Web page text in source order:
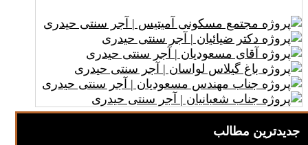
جدیدترین مطالب